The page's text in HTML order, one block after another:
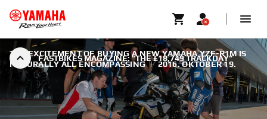
FASTBIKES MAGAZINE: "THE £18,749 TRACKDAY"
THE EXCITEMENT OF BUYING A NEW YAMAHA YZF-R1M IS
NATURALLY ALL ENCOMPASSING | 2016. OKTÓBER 19.